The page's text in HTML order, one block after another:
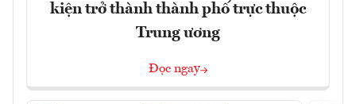
kiện trở thành thành phố trực thuộc
Trung ương
Đọc ngay